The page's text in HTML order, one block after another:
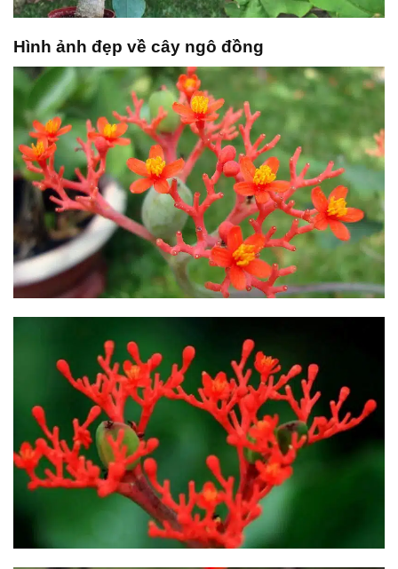
Hình ảnh đẹp về cây ngô đồng